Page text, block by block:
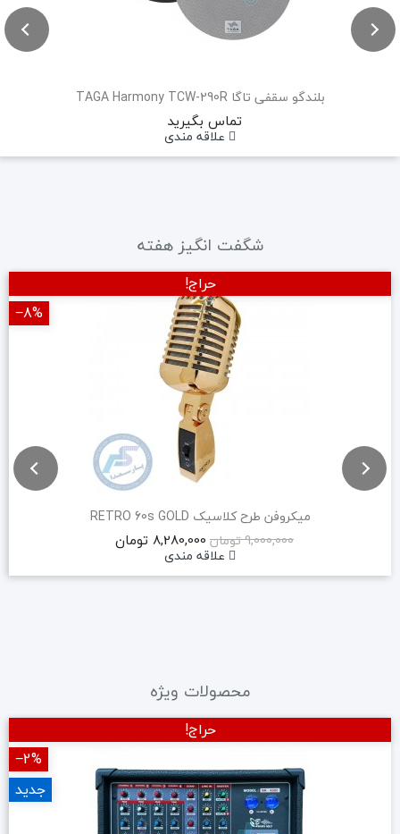
بلندگو سقفی تاگا TAGA Harmony TCW-290R
تماس بگیرید
علاقه مندی
شگفت انگیز هفته
میکروفن طرح کلاسیک RETRO 60s GOLD
9,000,000 تومان
8,280,000 تومان
علاقه مندی
حراج!
‎−8%
محصولات ویژه
حراج!
‎−2%
جدید